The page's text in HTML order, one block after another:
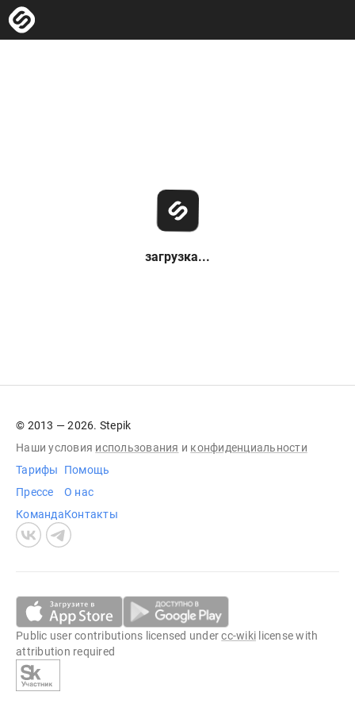
загрузка...
© 2013 — 2026. Stepik
Наши условия использования и конфиденциальности
Тарифы
Прессе
Команда
Помощь
О нас
Контакты
Public user contributions licensed undercc-wiki license with
attribution required